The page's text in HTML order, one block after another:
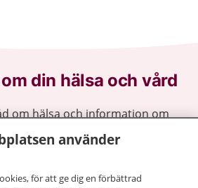
din hälsa och vård
om hälsa och information om
mottagningar du kan kontakta.
din journal och göra dina
1177 för
dygnet runt.
använder
för att ge dig en förbättrad